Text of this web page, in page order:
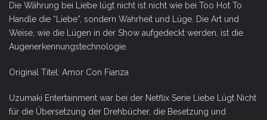
Die Währung bei Liebe lügt nicht ist nicht wie bei Too Hot To
Handle die “Liebe”, sondern Wahrheit und Lüge. Die Art und
Weise, wie die Lügen in der Show aufgedeckt werden, ist die
Augenerkennungstechnologie.
Original Titel: Amor Con Fianza
Uzumaki Entertainment war bei der Netflix Serie Liebe Lügt Nicht
für die Übersetzung der Drehbücher, die Besetzung und